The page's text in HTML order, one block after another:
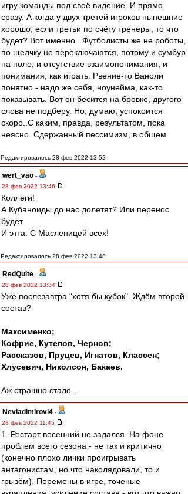
игру команды под своё видение. И прямо
сразу. А когда у двух третей игроков нынешние
хорошо, если третьи по счёту тренеры, то что
будет? Вот именно.. Футболисты же не роботы,
по щелчку не переключаются, потому и сумбур
на поле, и отсутствие взаимопонимания, и
понимания, как играть. Рвение-то Ваноли
понятно - надо же себя, ноунейма, как-то
показывать. Вот он бесится на бровке, другого
слова не подберу. Но, думаю, успокоится
скоро..С каким, правда, результатом, пока
неясно. Сдержанный пессимизм, в общем.
Редактировалось 28 фев 2022 13:52
wert_vao -
28 фев 2022 13:46
Коллеги!
А Кубаноиды до нас долетят? Или перенос
будет.
И этта. С Масленицей всех!
Редактировалось 28 фев 2022 13:48
RedQuite -
28 фев 2022 13:34
Уже послезавтра "хотя бы кубок". Ждём второй
состав?
Максименко;
Кофрие, Кутепов, Чернов;
Рассказов, Пруцев, Игнатов, Классен;
Хлусевич, Николсон, Бакаев.
Аж страшно стало...
Nevladimirovi4 -
28 фев 2022 11:45
1. Рестарт весенний не задался. На фоне
проблем всего сезона - не так и критично
(конечно плохо лички проигрывать
антагонистам, но что наколядовали, то и
грызём). Перемены в игре, точеные